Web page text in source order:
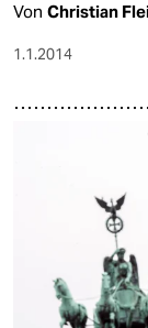
Von Christian
1.1.2014